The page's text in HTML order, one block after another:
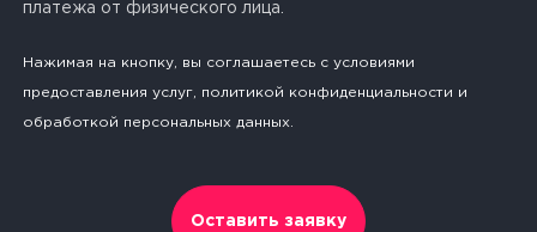
платежа от физического лица.
Нажимая на кнопку, вы соглашаетесь c условиями
предоставления услуг, политикой конфиденциальности и
обработкой персональных данных.
Оставить заявку